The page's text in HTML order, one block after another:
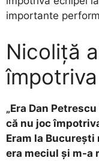
importante
Nicoliță
„Era Dan
că nu joc
Eram la
era meciul și m-a